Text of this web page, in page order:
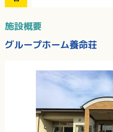
施設概要
グループホーム養命荘